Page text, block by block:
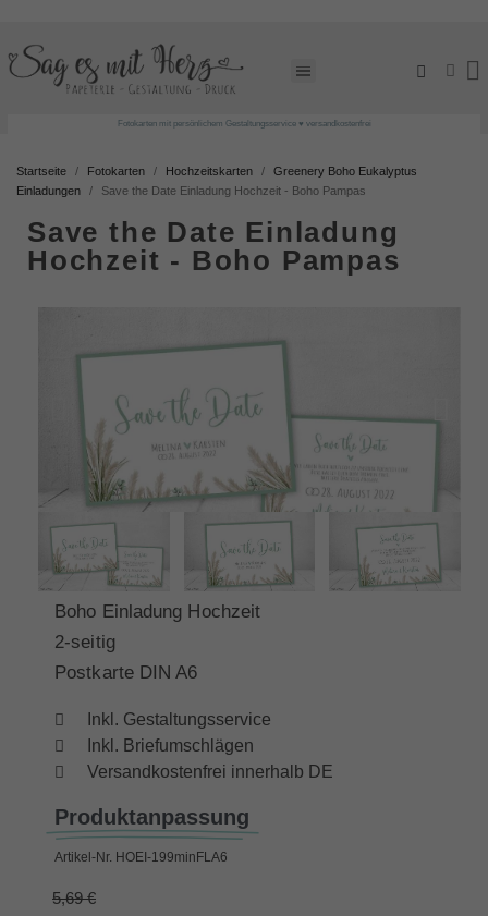
Fotokarten mit persönlichem Gestaltungsservice ♥ versandkostenfrei
Startseite Fotokarten Hochzeitskarten
Greenery Boho Eukalyptus
Einladungen
Save the Date Einladung Hochzeit - Boho Pampas
Save the Date Einladung
Hochzeit - Boho Pampas
Boho Einladung Hochzeit
2-seitig
Postkarte DIN A6
Inkl. Gestaltungsservice
Inkl. Briefumschlägen
Versandkostenfrei innerhalb DE
Produktanpassung
Artikel-Nr. HOEI-199minFLA6
5,69 €